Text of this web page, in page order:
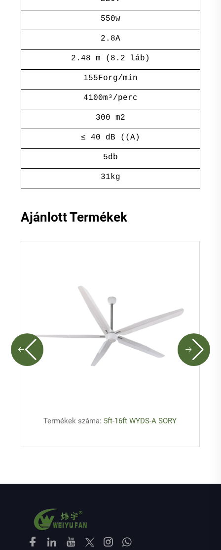
550w
2.8A
2.48 m (8.2 láb)
155Forg/min
4100m³/perc
300 m2
≤ 40 dB ((A)
5db
31kg
Ajánlott Termékek
Termékek száma: 5ft-16ft WYDS-A SORY